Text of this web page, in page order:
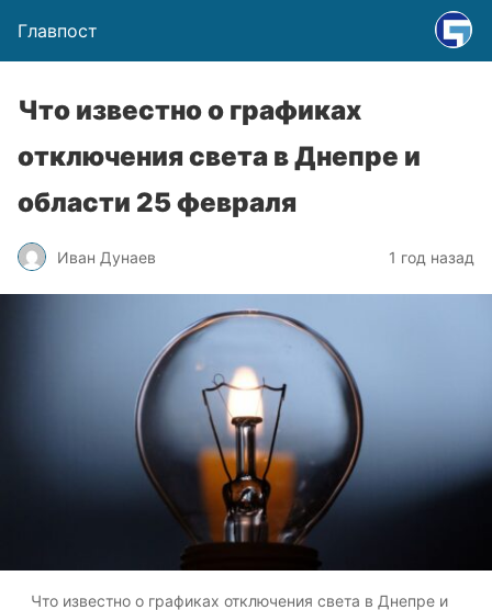
Главпост
Что известно о графиках
отключения света в Днепре и
области 25 февраля
Иван Дунаев 1 год назад
Что известно о графиках отключения света в Днепре и